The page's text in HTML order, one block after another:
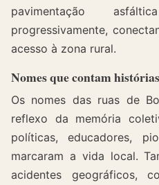
pavimentação
progressivamente,
acesso à zona rural.
Nomes que contam histórias
Os nomes das ruas de
reflexo da memória
políticas, educadores,
marcaram a vida local.
acidentes geográficos,